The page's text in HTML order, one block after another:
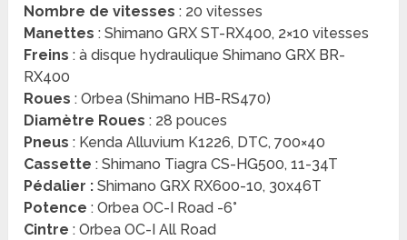
Nombre de vitesses : 20 vitesses
Manettes : Shimano GRX ST-RX400, 2×10 vitesses
Freins : à disque hydraulique Shimano GRX BR-
RX400
Roues : Orbea (Shimano HB-RS470)
Diamètre Roues : 28 pouces
Pneus : Kenda Alluvium K1226, DTC, 700×40
Cassette : Shimano Tiagra CS-HG500, 11-34T
Pédalier : Shimano GRX RX600-10, 30x46T
Potence : Orbea OC-I Road -6°
Cintre : Orbea OC-I All Road